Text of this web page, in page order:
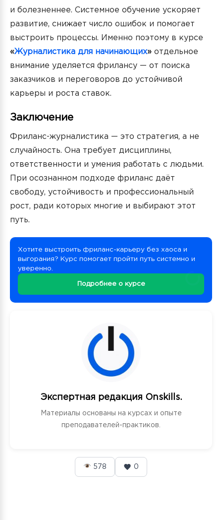
и болезненнее. Системное обучение ускоряет
развитие, снижает число ошибок и помогает
выстроить процессы. Именно поэтому в курсе
«Журналистика для начинающих» отдельное
внимание уделяется фрилансу — от поиска
заказчиков и переговоров до устойчивой
карьеры и роста ставок.
Заключение
Фриланс-журналистика — это стратегия, а не
случайность. Она требует дисциплины,
ответственности и умения работать с людьми.
При осознанном подходе фриланс даёт
свободу, устойчивость и профессиональный
рост, ради которых многие и выбирают этот
путь.
Хотите выстроить фриланс-карьеру без хаоса и
выгорания? Курс помогает пройти путь системно и
уверенно.
Подробнее о курсе
Экспертная редакция Onskills.
Материалы основаны на курсах и опыте
преподавателей-практиков.
578 0